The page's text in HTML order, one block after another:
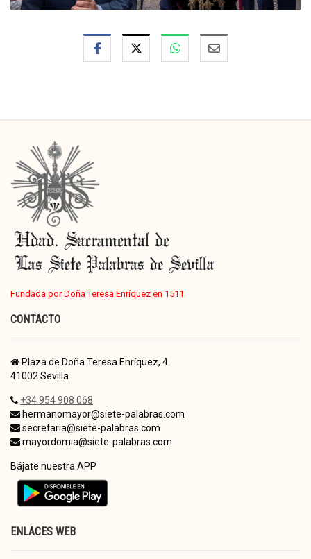
Fundada por Doña Teresa Enríquez en 1511
CONTACTO
Plaza de Doña Teresa Enríquez, 4
41002 Sevilla
+34 954 908 068
hermanomayor@siete-palabras.com
secretaria@siete-palabras.com
mayordomia@siete-palabras.com
Bájate nuestra APP
ENLACES WEB